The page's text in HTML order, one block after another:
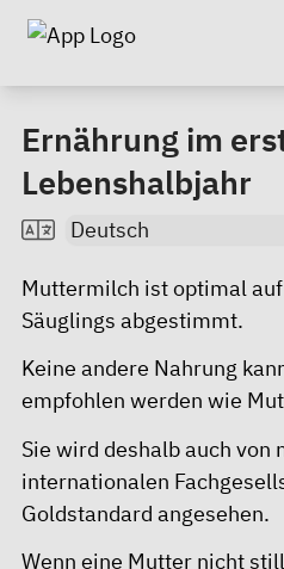
Ernährung im
Lebenshalbjahr
Muttermilch ist optimal
Säuglings abgestimmt.
Keine andere Nahrung
empfohlen werden wie
Sie wird deshalb auch von
internationalen
Goldstandard angesehen.
Wenn eine Mutter nicht